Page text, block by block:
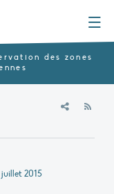
des zones
2015